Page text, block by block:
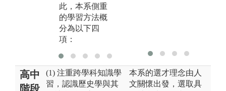
此，本系側重
的學習方法概
分為以下四
項：
高中
階段
(1) 注重跨學科知識學
習，認識歷史學與其
本系的選才理念由人
文關懷出發，選取具